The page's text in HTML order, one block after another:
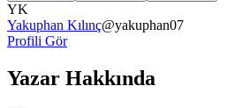
YK
Yakuphan Kılınç@yakuphan07
Profili Gör
Yazar Hakkında